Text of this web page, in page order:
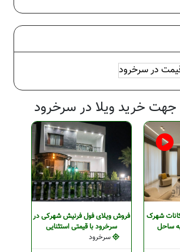
قیمت در سرخرود
جهت خرید ویلا در سرخرود
شهرک
ساحل
فروش ویلای فول فرنیش شهرکی در
سرخرود با قیمتی استثنایی
سرخرود